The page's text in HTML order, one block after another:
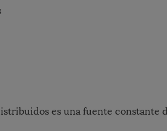
es una fuente constante